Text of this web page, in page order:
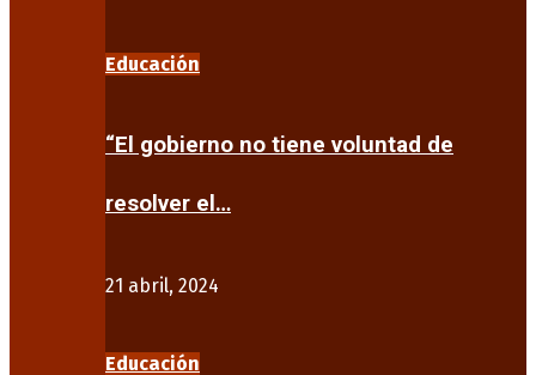
Educación
“El gobierno no tiene voluntad de
resolver el…
21 abril, 2024
Educación